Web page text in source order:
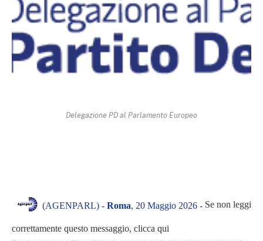
Delegazione PD al Parlamento Europeo
(AGENPARL) - Roma, 20 Maggio 2026 - Se non leggi
correttamente questo messaggio, clicca qui